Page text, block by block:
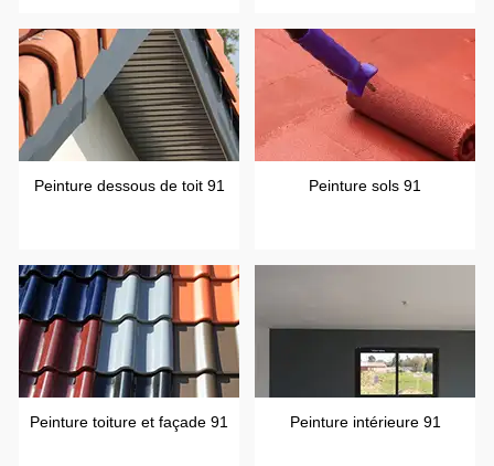
Peinture dessous de toit 91 Peinture sols 91
Peinture toiture et façade 91 Peinture intérieure 91